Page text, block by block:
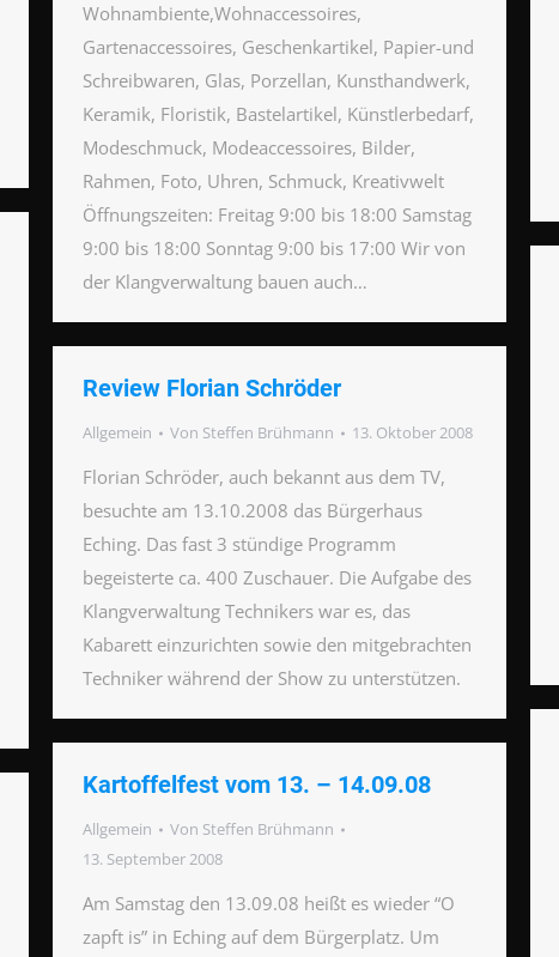
Wohnambiente,Wohnaccessoires,
Gartenaccessoires, Geschenkartikel, Papier-und
Schreibwaren, Glas, Porzellan, Kunsthandwerk,
Keramik, Floristik, Bastelartikel, Künstlerbedarf,
Modeschmuck, Modeaccessoires, Bilder,
Rahmen, Foto, Uhren, Schmuck, Kreativwelt
Öffnungszeiten: Freitag 9:00 bis 18:00 Samstag
9:00 bis 18:00 Sonntag 9:00 bis 17:00 Wir von
der Klangverwaltung bauen auch…
Review Florian Schröder
Allgemein Von Steffen Brühmann 13. Oktober 2008
Florian Schröder, auch bekannt aus dem TV,
besuchte am 13.10.2008 das Bürgerhaus
Eching. Das fast 3 stündige Programm
begeisterte ca. 400 Zuschauer. Die Aufgabe des
Klangverwaltung Technikers war es, das
Kabarett einzurichten sowie den mitgebrachten
Techniker während der Show zu unterstützen.
Kartoffelfest vom 13. – 14.09.08
Allgemein Von Steffen Brühmann
13. September 2008
Am Samstag den 13.09.08 heißt es wieder “O
zapft is” in Eching auf dem Bürgerplatz. Um